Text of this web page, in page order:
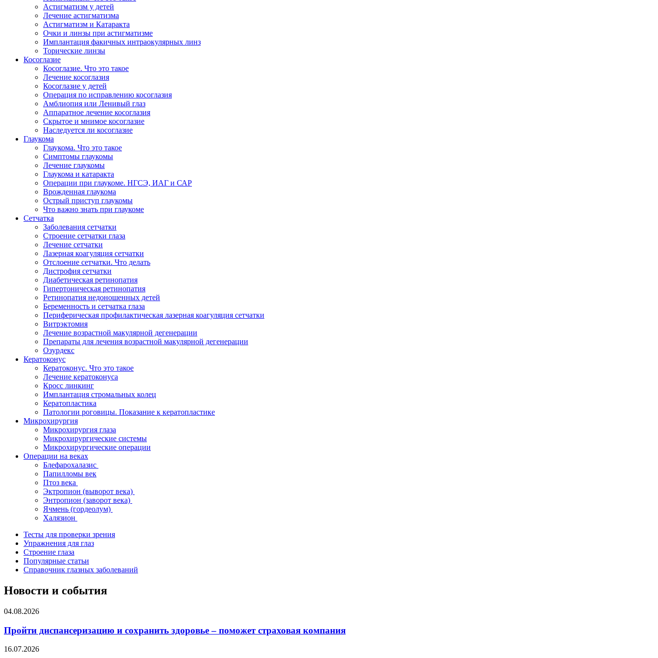
Астигматизм у детей
Лечение астигматизма
Астигматизм и Катаракта
Очки и линзы при астигматизме
Имплантация факичных интраокулярных линз
Торические линзы
Косоглазие
Косоглазие. Что это такое
Лечение косоглазия
Косоглазие у детей
Операция по исправлению косоглазия
Амблиопия или Ленивый глаз
Аппаратное лечение косоглазия
Скрытое и мнимое косоглазие
Наследуется ли косоглазие
Глаукома
Глаукома. Что это такое
Симптомы глаукомы
Лечение глаукомы
Глаукома и катаракта
Операции при глаукоме. НГСЭ, ИАГ и САР
Врожденная глаукома
Острый приступ глаукомы
Что важно знать при глаукоме
Сетчатка
Заболевания сетчатки
Строение сетчатки глаза
Лечение сетчатки
Лазерная коагуляция сетчатки
Отслоение сетчатки. Что делать
Дистрофия сетчатки
Диабетическая ретинопатия
Гипертоническая ретинопатия
Ретинопатия недоношенных детей
Беременность и сетчатка глаза
Периферическая профилактическая лазерная коагуляция сетчатки
Витрэктомия
Лечение возрастной макулярной дегенерации
Препараты для лечения возрастной макулярной дегенерации
Озурдекс
Кератоконус
Кератоконус. Что это такое
Лечение кератоконуса
Кросс линкинг
Имплантация стромальных колец
Кератопластика
Патологии роговицы. Показание к кератопластике
Микрохирургия
Микрохирургия глаза
Микрохирургические системы
Микрохирургические операции
Операции на веках
Блефарохалазис
Папилломы век
Птоз века
Эктропион (выворот века)
Энтропион (заворот века)
Ячмень (гордеолум)
Халязион
Тесты для проверки зрения
Упражнения для глаз
Строение глаза
Популярные статьи
Справочник глазных заболеваний
Новости и события
04.08.2026
Пройти диспансеризацию и сохранить здоровье – поможет страховая компания
16.07.2026